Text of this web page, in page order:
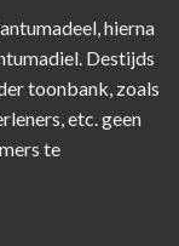
hierna
Destijds
toonbank, zoals
etc. geen
te